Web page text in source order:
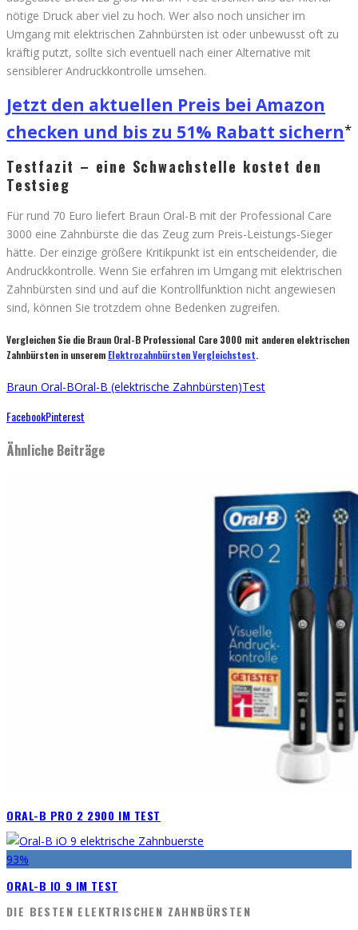
nötige Druck aber viel zu hoch. Wer also noch unsicher im
Umgang mit elektrischen Zahnbürsten ist oder unbewusst oft zu
kräftig putzt, sollte sich eventuell nach einer Alternative mit
sensiblerer Andruckkontrolle umsehen.
Jetzt den aktuellen Preis bei Amazon
checken und bis zu 51% Rabatt sichern
Testfazit – eine Schwachstelle kostet den
Testsieg
Für rund 70 Euro liefert Braun Oral-B mit der Professional Care
3000 eine Zahnbürste die das Zeug zum Preis-Leistungs-Sieger
hätte. Der einzige größere Kritikpunkt ist ein entscheidender, die
Andruckkontrolle. Wenn Sie erfahren im Umgang mit elektrischen
Zahnbürsten sind und auf die Kontrollfunktion nicht angewiesen
sind, können Sie trotzdem ohne Bedenken zugreifen.
Vergleichen Sie die Braun Oral-B Professional Care 3000 mit anderen elektrischen
Zahnbürsten in unserem Elektrozahnbürsten Vergleichstest.
Braun Oral-BOral-B (elektrische Zahnbürsten)Test
FacebookPinterest
Ähnliche Beiträge
ORAL-B PRO 2 2900 IM TEST
93%
ORAL-B IO 9 IM TEST
DIE BESTEN ELEKTRISCHEN ZAHNBÜRSTEN